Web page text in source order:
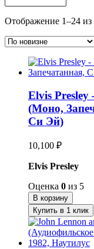
Отображение 1–24 из
Elvis
(Моно,
Си Эй)
10,100 ₽
Elvis Presley
Оценка 0 из 5
В корзину
Купить в 1 клик